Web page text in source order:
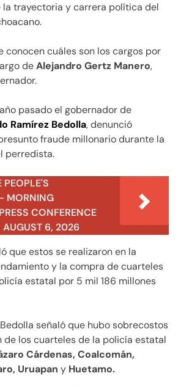
la trayectoria y carrera política del
conocen cuáles son los cargos por
deAlejandro Gertz Manero,
pasado el gobernador de
Ramírez Bedolla, denunció
fraude millonario durante la
perredista.
PEOPLE'S
MORNING
CONFERENCE
6, 2026
que estos se realizaron en la
y la compra de cuarteles
estatal por 5 mil 186 millones
señaló que hubo sobrecostos
de los cuarteles de la policía estatal
Cárdenas, Coalcomán,
Uruapan y Huetamo.